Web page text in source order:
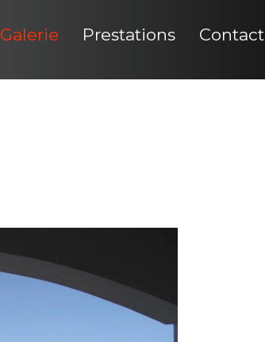
Galerie Prestations Contact